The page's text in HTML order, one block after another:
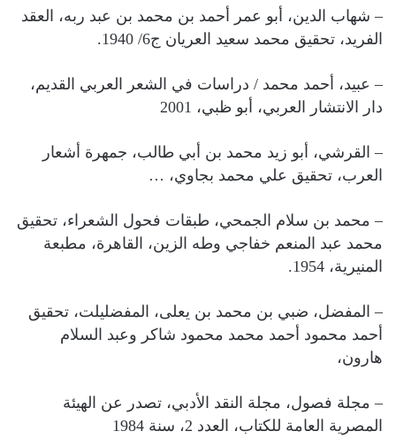
– شهاب الدين، أبو عمر أحمد بن محمد بن عبد ربه، العقد
الفريد، تحقيق محمد سعيد العريان ج6/ 1940.
– عبيد، أحمد محمد / دراسات في الشعر العربي القديم،
دار الانتشار العربي، أبو ظبي، 2001
– القرشي، أبو زيد محمد بن أبي طالب، جمهرة أشعار
العرب، تحقيق علي محمد بجاوي، …
– محمد بن سلام الجمحي، طبقات فحول الشعراء، تحقيق
محمد عبد المنعم خفاجي وطه الزين، القاهرة، مطبعة
المنيرية، 1954.
– المفضل، ضبي بن محمد بن يعلى، المفضليلت، تحقيق
أحمد محمود أحمد محمد محمود شاكر وعبد السلام
هارون،
– مجلة فصول، مجلة النقد الأدبي، تصدر عن الهيئة
المصرية العامة للكتاب، العدد 2، سنة 1984